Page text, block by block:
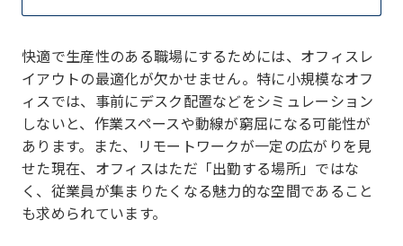
快適で生産性のある職場にするためには、オフィスレ
イアウトの最適化が欠かせません。特に小規模なオフ
ィスでは、事前にデスク配置などをシミュレーション
しないと、作業スペースや動線が窮屈になる可能性が
あります。また、リモートワークが一定の広がりを見
せた現在、オフィスはただ「出勤する場所」ではな
く、従業員が集まりたくなる魅力的な空間であること
も求められています。